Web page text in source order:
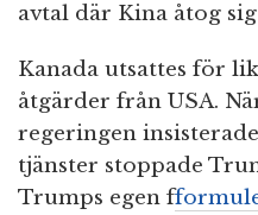
avtal där Kina åtog
Kanada utsattes för
åtgärder från USA.
regeringen
tjänster stoppade
Trumps egen f